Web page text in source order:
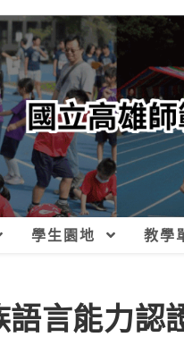
學生園地 教學
言能力認